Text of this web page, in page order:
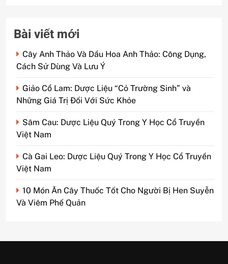
Bài viết mới
Cây Anh Thảo Và Dầu Hoa Anh Thảo: Công Dụng,
Cách Sử Dùng Và Lưu Ý
Giảo Cổ Lam: Dược Liệu “Cỏ Trường Sinh” và
Những Giá Trị Đối Với Sức Khỏe
Sâm Cau: Dược Liệu Quý Trong Y Học Cổ Truyền
Việt Nam
Cà Gai Leo: Dược Liệu Quý Trong Y Học Cổ Truyền
Việt Nam
10 Món Ăn Cây Thuốc Tốt Cho Người Bị Hen Suyễn
Và Viêm Phế Quản